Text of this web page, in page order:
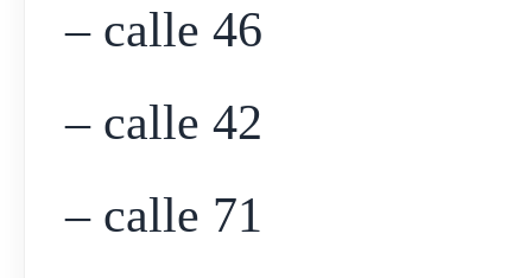
– calle 46
– calle 42
– calle 71